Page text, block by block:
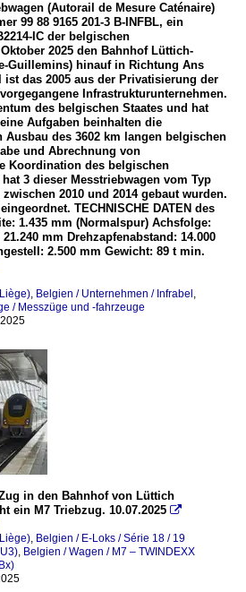
(Autorail de Mesure Caténaire)
99 88 9165 201-3 B-INFBL, ein
IC der belgischen
Oktober 2025 den Bahnhof Lüttich-
Guillemins) hinauf in Richtung Ans
ist das 2005 aus der Privatisierung der
Infrastrukturunternehmen.
des belgischen Staates und hat
Aufgaben beinhalten die
Ausbau des 3602 km langen belgischen
und Abrechnung von
Koordination des belgischen
3 dieser Messtriebwagen vom Typ
2010 und 2014 gebaut wurden.
TECHNISCHE DATEN des
1.435 mm (Normalspur) Achsfolge:
mm Drehzapfenabstand: 14.000
2.500 mm Gewicht: 89 t min.
, Belgien / Unternehmen / Infrabel ,
/ Messzüge und -fahrzeuge
in den Bahnhof von Lüttich
ein M7 Triebzug. 10.07.2025 
, Belgien / E-Loks / Série 18 / 19
, Belgien / Wagen / M7 – TWINDEXX